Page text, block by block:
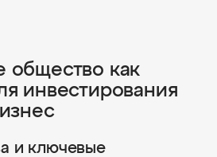
общество как
инвестирования
и ключевые